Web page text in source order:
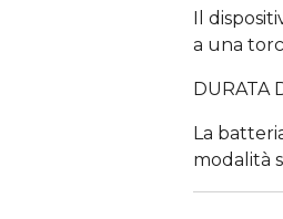
Il
a una
DURATA
La
modalità